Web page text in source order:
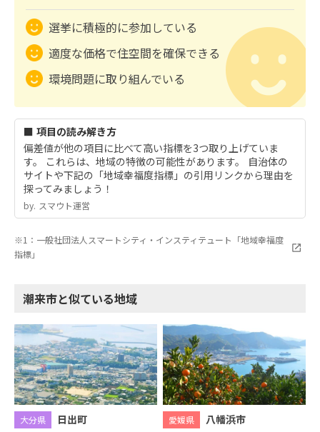
選挙に積極的に参加している
適度な価格で住空間を確保できる
環境問題に取り組んでいる
■ 項目の読み解き方
偏差値が他の項目に比べて高い指標を3つ取り上げていま
す。 これらは、地域の特徴の可能性があります。 自治体の
サイトや下記の「地域幸福度指標」の引用リンクから理由を
探ってみましょう！
by.︎ スマウト運営
※1：一般社団法人スマートシティ・インスティテュート「地域幸福度
指標」
潮来市と似ている地域
大分県 日出町 愛媛県 八幡浜市